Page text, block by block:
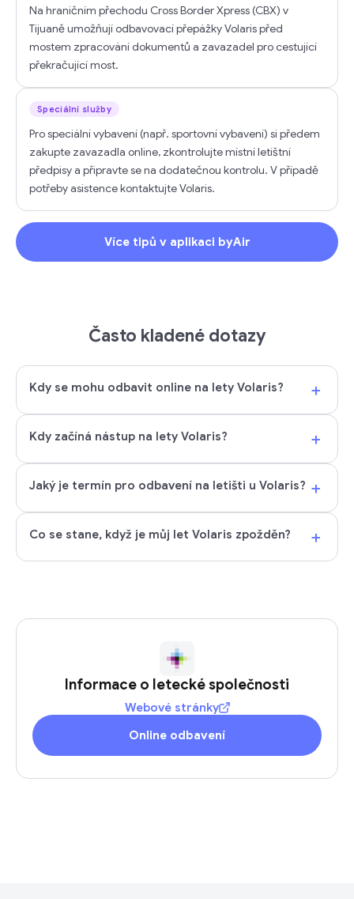
Na hraničním přechodu Cross Border Xpress (CBX) v
Tijuaně umožňují odbavovací přepážky Volaris před
mostem zpracování dokumentů a zavazadel pro cestující
překračující most.
Speciální služby
Pro speciální vybavení (např. sportovní vybavení) si předem
zakupte zavazadla online, zkontrolujte místní letištní
předpisy a připravte se na dodatečnou kontrolu. V případě
potřeby asistence kontaktujte Volaris.
Více tipů v aplikaci byAir
Často kladené dotazy
Kdy se mohu odbavit online na lety Volaris? +
Kdy začíná nástup na lety Volaris? +
Jaký je termín pro odbavení na letišti u Volaris? +
Co se stane, když je můj let Volaris zpožděn? +
Informace o letecké společnosti
Webové stránky
Online odbavení